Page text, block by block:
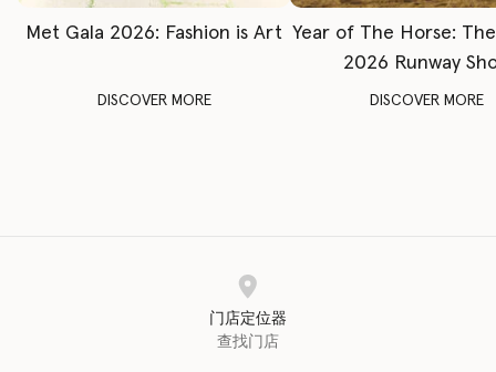
Met Gala 2026: Fashion is Art
DISCOVER MORE
Year of The Horse:
2026 Runway
DISCOVER MORE
门店定位器
查找门店